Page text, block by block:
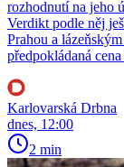
rozhodnutí na jeho
Verdikt podle něj
Prahou a
předpokládaná
Karlovarská Drbna
dnes, 12:00
2 min